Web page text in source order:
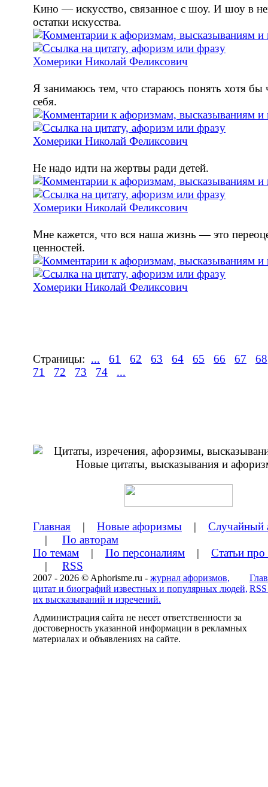
Кино — искусство, связанное с шоу. И шоу в
остатки искусства.
Хомерики Николай Феликсович
Я занимаюсь тем, что стараюсь понять хотя бы
себя.
Хомерики Николай Феликсович
Не надо идти на жертвы ради детей.
Хомерики Николай Феликсович
Мне кажется, что вся наша жизнь — это
ценностей.
Хомерики Николай Феликсович
Страницы: ... 61 62 63 64 65 66 67 68
71
72 73 74 ...
Главная | Новые афоризмы | Случайный
| По авторам
По темам | По персоналиям | Статьи
| RSS
2007 - 2026 © Aphorisme.ru - журнал афоризмов,
цитат и биографий известных и популярных людей,
их высказываний и изречений.
Администрация сайта не несет ответственности за
достоверность указанной информации в рекламных
материалах и объявлениях на сайте.